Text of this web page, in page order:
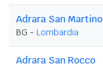
Adrara San Martino
BG - Lombardia
Adrara San Rocco